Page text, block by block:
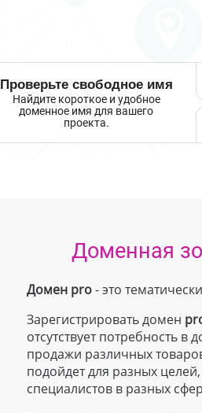
Проверьте свободное имя
Найдите короткое и удобное
доменное имя для вашего
проекта.
Доменная
Домен pro- это
Зарегистрировать домен
отсутствует потребность
продажи различных
подойдет для разных
специалистов в разных